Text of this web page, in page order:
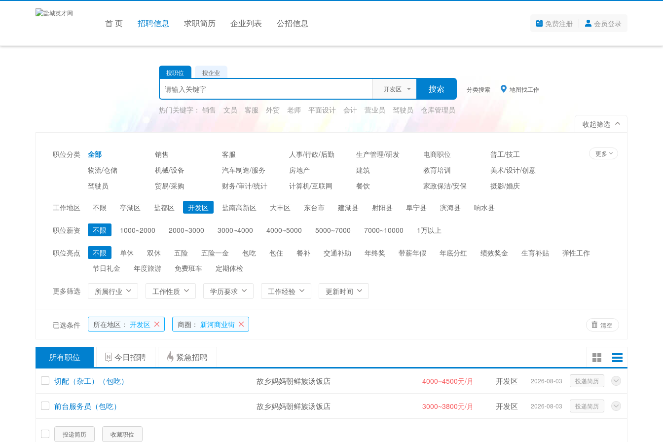
首 页 招聘信息 求职简历 企业列表 公招信息 免费注册 会员登录
搜职位
搜企业
开发区
分类搜索 地图找工作
热门关键字： 销售 文员 客服 外贸 老师 平面设计 会计 营业员 驾驶员
仓库管理员
收起筛选
职位分类 全部 销售 客服 人事/行政/后勤 生产管理/研发 电商职位
普工/技工
物流/仓储
机械/设备 汽车制造/服务 房地产 建筑 教育培训
美术/设计/创意
驾驶员
贸易/采购 财务/审计/统计 计算机/互联网 餐饮 家政保洁/安保
摄影/婚庆
酒店/旅游
编辑/出版/印刷
金融/证券/投资 保险 医院/医疗/护理 制药/生物工程 通信/网络设备
能源/电力/矿产
化工 环保 农/林/牧/渔业 其他
更多
工作地区 不限 亭湖区 盐都区 开发区 盐南高新区 大丰区 东台市 建湖县 射阳县 阜宁县 滨海县 响水县
职位薪资 不限 1000~2000 2000~3000 3000~4000 4000~5000 5000~7000 7000~10000 1万以上
职位亮点 不限 单休 双休 五险 五险一金 包吃 包住 餐补 交通补助 年终奖 带薪年假 年底分红 绩效奖金 生育补贴
弹性工作
节日礼金
年度旅游 免费班车 定期体检
更多筛选 所属行业 工作性质 学历要求 工作经验 更新时间
已选条件 所在地区： 开发区 商圈： 新河商业街 清空
所有职位 今日招聘 紧急招聘
切配（杂工）（包吃） 故乡妈妈朝鲜族汤饭店 4000~4500元/月 开发区 2026-08-03 投递简历
前台服务员（包吃） 故乡妈妈朝鲜族汤饭店 3000~3800元/月 开发区 2026-08-03 投递简历
投递简历 收藏职位